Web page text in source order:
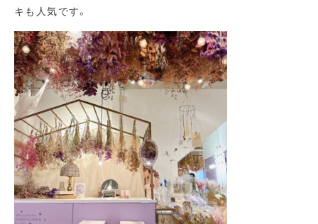
キも人気です。